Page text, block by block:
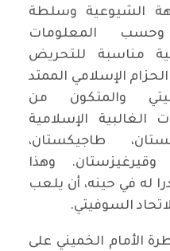
الشيوعية وسلطة
وحسب المعلومات
مناسبة للتحريض
الإسلامي الممتد
والمتكون من
الغالبية الإسلامية
طاجيكستان،
وقيرغيزستان. وهذا
له في حينه، أن يلعب
السوفيتي.
الأمام الخميني على